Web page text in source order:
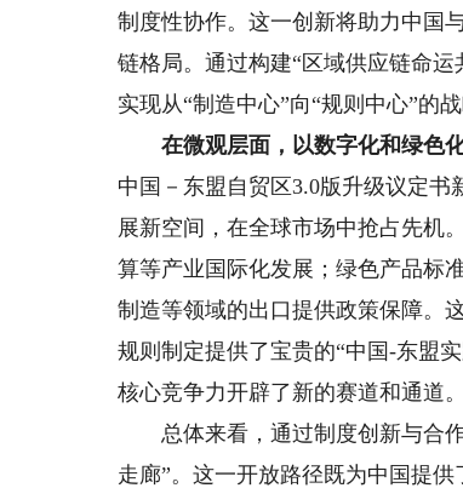
制度性协作。这一创新将助力中国
链格局。通过构建“区域供应链命
实现从“制造中心”向“规则中心”的
在微观层面，以数字化和绿色化
中国－东盟自贸区3.0版升级议定书
展新空间，在全球市场中抢占先机
算等产业国际化发展；绿色产品标
制造等领域的出口提供政策保障。
规则制定提供了宝贵的“中国-东盟
核心竞争力开辟了新的赛道和通道。
总体来看，通过制度创新与合作
走廊”。这一开放路径既为中国提